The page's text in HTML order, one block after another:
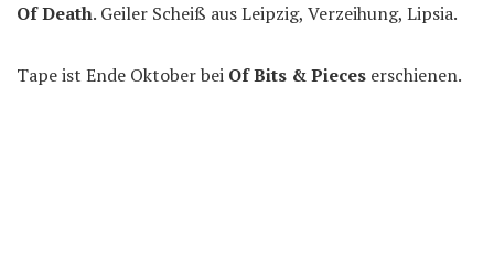
Of Death. Geiler Scheiß aus Leipzig, Verzeihung, Lipsia.
Tape ist Ende Oktober bei Of Bits & Pieces erschienen.